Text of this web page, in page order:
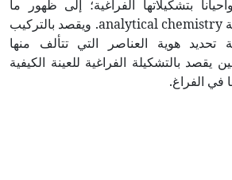
بتشكيلاتها الفراغية؛ إلى ظهور ما
يسمى الكيمياء التحليلية analytical chemistry. ويقصد بالتركيب
تحديد هوية العناصر التي تتألف منها
يقصد بالتشكيلة الفراغية للعينة الكيفية
في الفراغ.